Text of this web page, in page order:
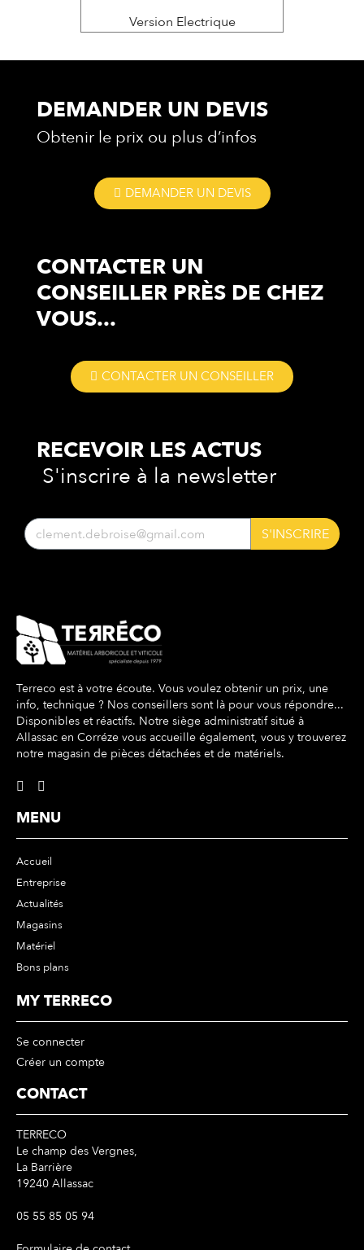
Version Electrique
DEMANDER UN DEVIS
Obtenir le prix ou plus d’infos
DEMANDER UN DEVIS
CONTACTER UN
CONSEILLER PRÈS DE CHEZ
VOUS...
CONTACTER UN CONSEILLER
RECEVOIR LESACTUS
S'inscrire à la newsletter
S'INSCRIRE
Terreco est à votre écoute. Vous voulez obtenir un prix, une
info, technique ? Nos conseillers sont là pour vous répondre...
Disponibles et réactifs. Notre siège administratif situé à
Allassac en Corréze vous accueille également, vous y trouverez
notre magasin de pièces détachées et de matériels.
MENU
Accueil
Entreprise
Actualités
Magasins
Matériel
Bons plans
MY TERRECO
Se connecter
Créer un compte
CONTACT
TERRECO
Le champ des Vergnes,
La Barrière
19240 Allassac
05 55 85 05 94